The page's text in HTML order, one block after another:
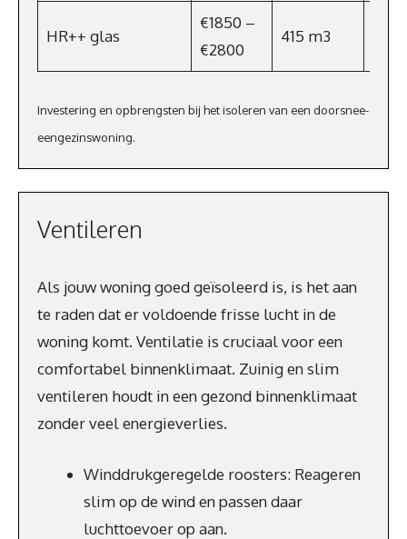
HR++ glas
€1850 –
€2800
415 m3
Investering en opbrengsten bij het isoleren van een doorsnee-
eengezinswoning.
Ventileren
Als jouw woning goed geïsoleerd is, is het aan
te raden dat er voldoende frisse lucht in de
woning komt. Ventilatie is cruciaal voor een
comfortabel binnenklimaat. Zuinig en slim
ventileren houdt in een gezond binnenklimaat
zonder veel energieverlies.
Winddrukgeregelde roosters: Reageren
slim op de wind en passen daar
luchttoevoer op aan.